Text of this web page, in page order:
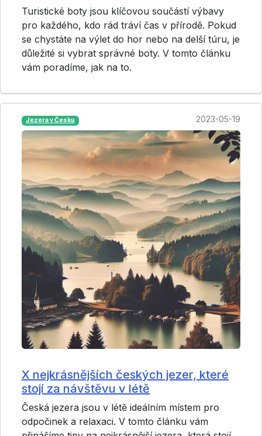
Turistické boty jsou klíčovou součástí výbavy
pro každého, kdo rád tráví čas v přírodě. Pokud
se chystáte na výlet do hor nebo na delší túru, je
důležité si vybrat správné boty. V tomto článku
vám poradíme, jak na to.
Jezera v Česku 2023-05-19
X nejkrásnějších českých jezer, které
stojí za návštěvu v létě
Česká jezera jsou v létě ideálním místem pro
odpočinek a relaxaci. V tomto článku vám